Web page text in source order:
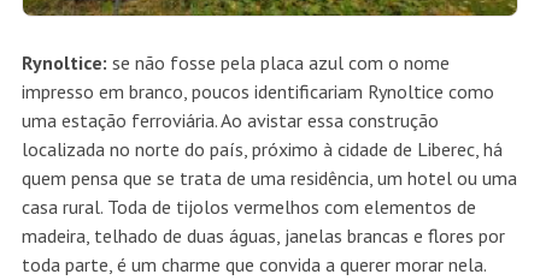
Rynoltice: se não fosse pela placa azul com o nome
impresso em branco, poucos identificariam Rynoltice como
uma estação ferroviária. Ao avistar essa construção
localizada no norte do país, próximo à cidade de Liberec, há
quem pensa que se trata de uma residência, um hotel ou uma
casa rural. Toda de tijolos vermelhos com elementos de
madeira, telhado de duas águas, janelas brancas e flores por
toda parte, é um charme que convida a querer morar nela.